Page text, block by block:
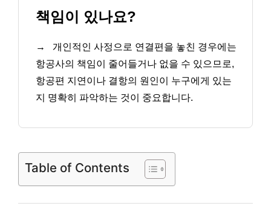
책임이 있나요?
→
개인적인 사정으로 연결편을 놓친 경우에는
항공사의 책임이 줄어들거나 없을 수 있으므로,
항공편 지연이나 결항의 원인이 누구에게 있는
지 명확히 파악하는 것이 중요합니다.
Table of Contents